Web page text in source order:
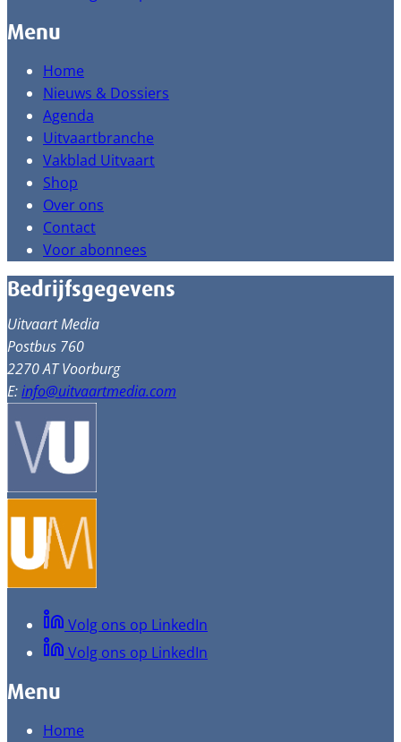
Menu
Home
Nieuws & Dossiers
Agenda
Uitvaartbranche
Vakblad Uitvaart
Shop
Over ons
Contact
Voor abonnees
Bedrijfsgegevens
Uitvaart Media
Postbus 760
2270 AT Voorburg
E:info@uitvaartmedia.com
Volg ons op LinkedIn
Volg ons op LinkedIn
Menu
Home